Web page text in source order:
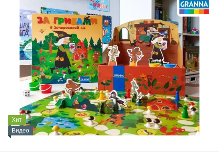
Хит
Видео